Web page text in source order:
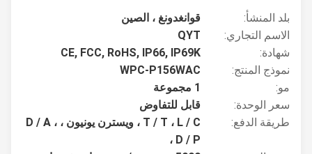
بلد المنشأ:
قوانغدونغ ، الصين
الاسم التجاري:
شهادة:
CE, FCC, RoHS, IP66, IP69K
نموذج المنتج:
WPC-P156WAC
سعر الوحدة:
قابل للتفاوض
طريقة الدفع:
T / T ، L / C ، ويسترن يونيون ، ، D / A
، D / P